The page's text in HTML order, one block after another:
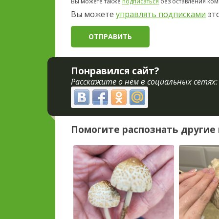
Вы можете управлять подписками
Понравился сайт?
Расскажите о нём в социальных сетях:
Помогите распознать другие